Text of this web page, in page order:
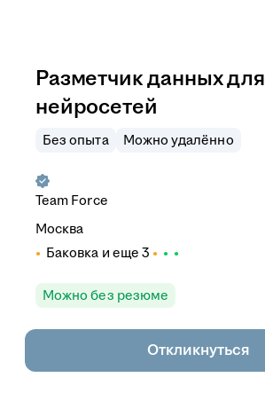
Разметчик данных для
нейросетей
Без опыта Можно удалённо
Team Force
Москва
Баковка и еще 3
Можно без резюме
Откликнуться